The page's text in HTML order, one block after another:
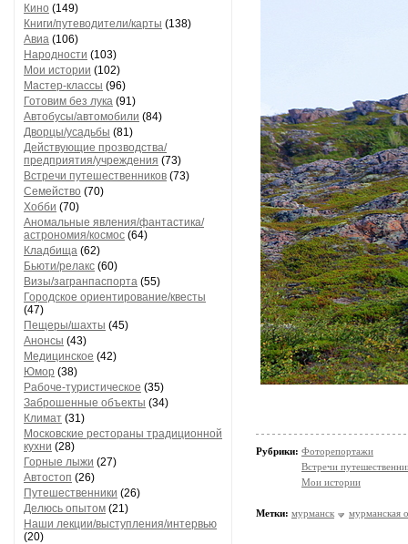
Кино (149)
Книги/путеводители/карты (138)
Авиа (106)
Народности (103)
Мои истории (102)
Мастер-классы (96)
Готовим без лука (91)
Автобусы/автомобили (84)
Дворцы/усадьбы (81)
Действующие прозводства/
предприятия/учреждения (73)
Встречи путешественников (73)
Семейство (70)
Хобби (70)
Аномальные явления/фантастика/
астрономия/космос (64)
Кладбища (62)
Бьюти/релакс (60)
Визы/загранпаспорта (55)
Городское ориентирование/квесты
(47)
Пещеры/шахты (45)
Анонсы (43)
Медицинское (42)
Юмор (38)
Рабоче-туристическое (35)
Заброшенные объекты (34)
Климат (31)
Московские рестораны традиционной
кухни (28)
Горные лыжи (27)
Автостоп (26)
Путешественники (26)
Делюсь опытом (21)
Наши лекции/выступления/интервью
(20)
Рубрики: Фоторепортажи
Встречи
Мои истории
Метки: мурманск мурманская